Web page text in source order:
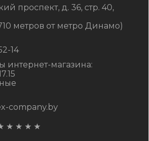
проспект, д. 36, стр. 40,
метров от метро Динамо)
14
интернет-магазина:
company.by
★ ★ ★ ★